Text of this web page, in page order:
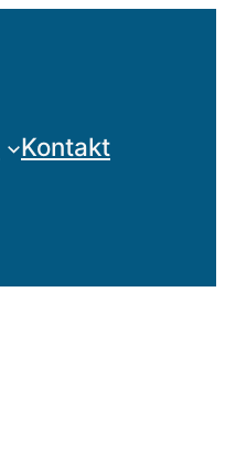
Kontakt